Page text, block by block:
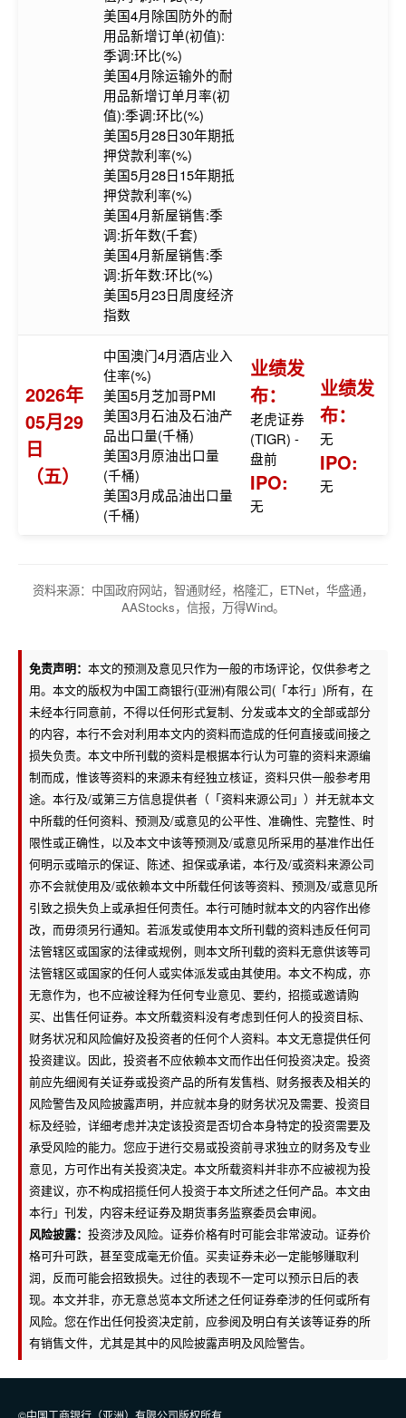
美国4月除国防外的耐
用品新增订单(初值):
季调:环比(%)
美国4月除运输外的耐
用品新增订单月率(初
值):季调:环比(%)
美国5月28日30年期抵
押贷款利率(%)
美国5月28日15年期抵
押贷款利率(%)
美国4月新屋销售:季
调:折年数(千套)
美国4月新屋销售:季
调:折年数:环比(%)
美国5月23日周度经济
指数
2026年
05月29
日
（五）
中国澳门4月酒店业入
住率(%)
美国5月芝加哥PMI
美国3月石油及石油产
品出口量(千桶)
美国3月原油出口量
(千桶)
美国3月成品油出口量
(千桶)
业绩发
布：
老虎证券
(TIGR) -
盘前
IPO:
无
业绩发
布：
无
IPO:
无
资料来源：中国政府网站，智通财经，格隆汇，ETNet，华盛通，
AAStocks，信报，万得Wind。
免责声明： 本文的预测及意见只作为一般的市场评论，仅供参考之
用。本文的版权为中国工商银行(亚洲)有限公司(「本行」)所有，在
未经本行同意前，不得以任何形式复制、分发或本文的全部或部分
的内容，本行不会对利用本文内的资料而造成的任何直接或间接之
损失负责。本文中所刊载的资料是根据本行认为可靠的资料来源编
制而成，惟该等资料的来源未有经独立核证，资料只供一般参考用
途。本行及/或第三方信息提供者（「资料来源公司」）并无就本文
中所载的任何资料、预测及/或意见的公平性、准确性、完整性、时
限性或正确性，以及本文中该等预测及/或意见所采用的基准作出任
何明示或暗示的保证、陈述、担保或承诺，本行及/或资料来源公司
亦不会就使用及/或依赖本文中所载任何该等资料、预测及/或意见所
引致之损失负上或承担任何责任。本行可随时就本文的内容作出修
改，而毋须另行通知。若派发或使用本文所刊载的资料违反任何司
法管辖区或国家的法律或规例，则本文所刊载的资料无意供该等司
法管辖区或国家的任何人或实体派发或由其使用。本文不构成，亦
无意作为，也不应被诠释为任何专业意见、要约，招揽或邀请购
买、出售任何证券。本文所载资料没有考虑到任何人的投资目标、
财务状况和风险偏好及投资者的任何个人资料。本文无意提供任何
投资建议。因此，投资者不应依赖本文而作出任何投资决定。投资
前应先细阅有关证券或投资产品的所有发售档、财务报表及相关的
风险警告及风险披露声明，并应就本身的财务状况及需要、投资目
标及经验，详细考虑并决定该投资是否切合本身特定的投资需要及
承受风险的能力。您应于进行交易或投资前寻求独立的财务及专业
意见，方可作出有关投资决定。本文所载资料并非亦不应被视为投
资建议，亦不构成招揽任何人投资于本文所述之任何产品。本文由
本行」刊发，内容未经证券及期货事务监察委员会审阅。
风险披露： 投资涉及风险。证券价格有时可能会非常波动。证券价
格可升可跌，甚至变成毫无价值。买卖证券未必一定能够赚取利
润，反而可能会招致损失。过往的表现不一定可以预示日后的表
现。本文并非，亦无意总览本文所述之任何证券牵涉的任何或所有
风险。您在作出任何投资决定前，应参阅及明白有关该等证券的所
有销售文件，尤其是其中的风险披露声明及风险警告。